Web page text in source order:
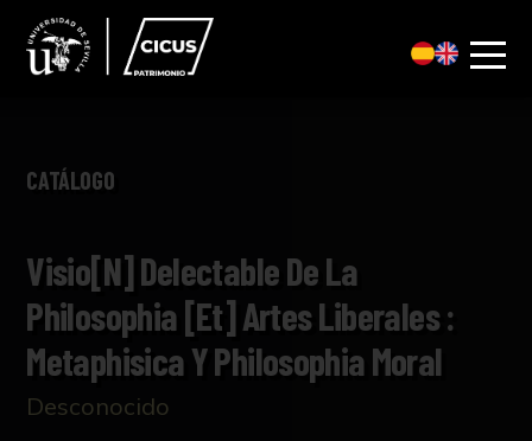
CATÁLOGO
Visio[n] Delectable De La
Philosophia [et] Artes Liberales :
Metaphisica Y Philosophia Moral
Desconocido